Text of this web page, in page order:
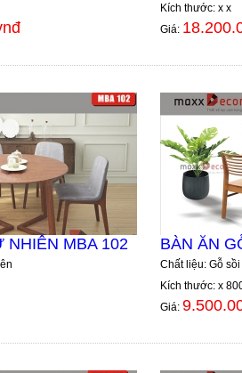
Kích thước: x x
Giá:
NHIÊN MBA 102 BÀN ĂN
Chất liệu: Gỗ
Kích thước: x
Giá: